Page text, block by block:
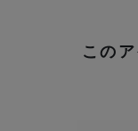
この